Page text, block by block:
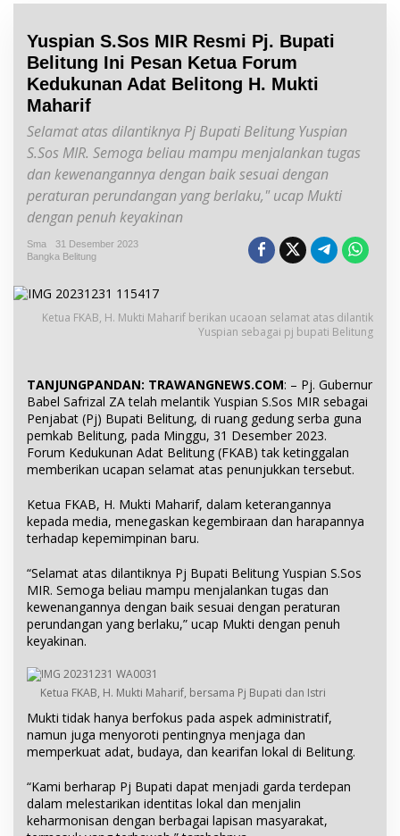
Yuspian S.Sos MIR Resmi Pj. Bupati
Belitung Ini Pesan Ketua Forum
Kedukunan Adat Belitong H. Mukti
Maharif
Selamat atas dilantiknya Pj Bupati Belitung Yuspian
S.Sos MIR. Semoga beliau mampu menjalankan tugas
dan kewenangannya dengan baik sesuai dengan
peraturan perundangan yang berlaku," ucap Mukti
dengan penuh keyakinan
Sma
31 Desember 2023
Bangka Belitung
Ketua FKAB, H. Mukti Maharif berikan ucaoan selamat atas dilantik
Yuspian sebagai pj bupati Belitung
TANJUNGPANDAN: TRAWANGNEWS.COM: – Pj. Gubernur
Babel Safrizal ZA telah melantik Yuspian S.Sos MIR sebagai
Penjabat (Pj) Bupati Belitung, di ruang gedung serba guna
pemkab Belitung, pada Minggu, 31 Desember 2023.
Forum Kedukunan Adat Belitung (FKAB) tak ketinggalan
memberikan ucapan selamat atas penunjukkan tersebut.
Ketua FKAB, H. Mukti Maharif, dalam keterangannya
kepada media, menegaskan kegembiraan dan harapannya
terhadap kepemimpinan baru.
“Selamat atas dilantiknya Pj Bupati Belitung Yuspian S.Sos
MIR. Semoga beliau mampu menjalankan tugas dan
kewenangannya dengan baik sesuai dengan peraturan
perundangan yang berlaku,” ucap Mukti dengan penuh
keyakinan.
Ketua FKAB, H. Mukti Maharif, bersama Pj Bupati dan Istri
Mukti tidak hanya berfokus pada aspek administratif,
namun juga menyoroti pentingnya menjaga dan
memperkuat adat, budaya, dan kearifan lokal di Belitung.
“Kami berharap Pj Bupati dapat menjadi garda terdepan
dalam melestarikan identitas lokal dan menjalin
keharmonisan dengan berbagai lapisan masyarakat,